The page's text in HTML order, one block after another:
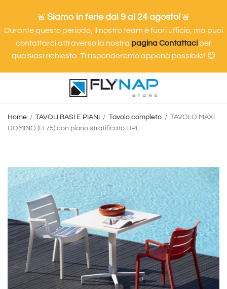
🚨 Siamo in ferie dal 9 al 24 agosto!🚨
Durante questo periodo, il nostro team è fuori ufficio, ma puoi
contattarci attraverso la nostra pagina Contattaciper
qualsiasi richiesta. Ti risponderemo appena possibile! 😊
Home TAVOLI BASI E PIANI Tavolo completo
TAVOLO MAXI
DOMINO (H 75) con piano stratificato HPL